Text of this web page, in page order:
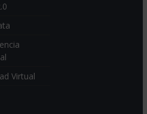
Virtual